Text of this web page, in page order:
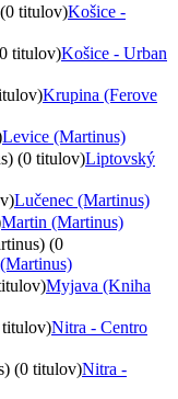
titulov)Košice -
titulov)Košice - Urban
Krupina (Ferove
Levice (Martinus)
(0 titulov)Liptovský
Lučenec (Martinus)
Martin (Martinus)
(0
Myjava (Kniha
titulov)Nitra - Centro
(0 titulov)Nitra -